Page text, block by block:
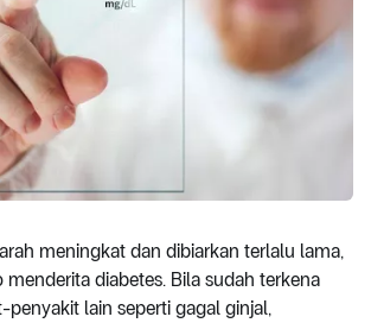
meningkat dan dibiarkan terlalu lama,
menderita diabetes. Bila sudah terkena
penyakit lain seperti gagal ginjal,